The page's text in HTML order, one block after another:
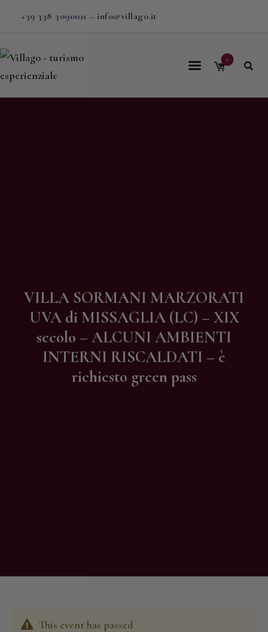
+39 338 3090011 – info@villago.it
0
VILLA SORMANI MARZORATI
UVA di MISSAGLIA (LC) – XIX
secolo – ALCUNI AMBIENTI
INTERNI RISCALDATI – è
richiesto green pass
Home
This event has passed